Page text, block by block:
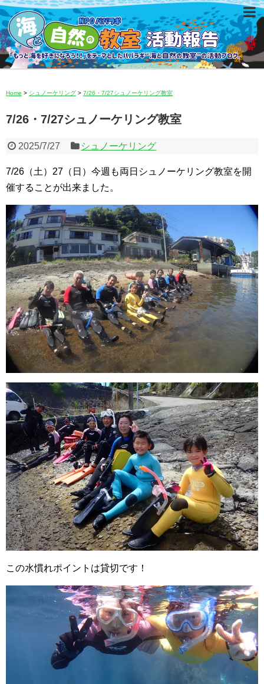
Home > シュノーケリング > 7/26・7/27シュノーケリング教室
7/26・7/27シュノーケリング教室
2025/7/27 シュノーケリング
7/26（土）27（日）今週も両日シュノーケリング教室を開
催することが出来ました。
この水慣れポイントは貸切です！